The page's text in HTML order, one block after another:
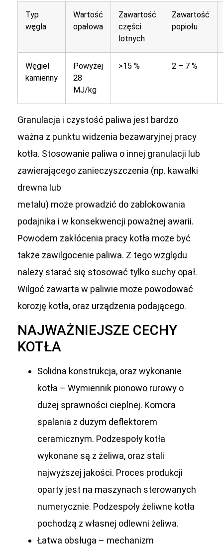
Typ
węgla
Wartość
opałowa
Zawartość
części
lotnych
Zawartość
popiołu
Węgiel
kamienny
Powyżej
28
MJ/kg
>15 % 2 – 7 %
Granulacja i czystość paliwa jest bardzo
ważna z punktu widzenia bezawaryjnej pracy
kotła. Stosowanie paliwa o innej granulacji lub
zawierającego zanieczyszczenia (np. kawałki
drewna lub
metalu) może prowadzić do zablokowania
podajnika i w konsekwencji poważnej awarii.
Powodem zakłócenia pracy kotła może być
także zawilgocenie paliwa. Z tego wzgl ędu
należy starać się stosować tylko suchy opał.
Wilgoć zawarta w paliwie może powodować
korozję kotła, oraz urządzenia podającego.
NAJWAŻNIEJSZE CECHY
KOTŁA
Solidna konstrukcja, oraz wykonanie
kotła – Wymiennik pionowo rurowy o
dużej sprawności cieplnej. Komora
spalania z dużym deflektorem
ceramicznym. Podzespoły kotła
wykonane są z żeliwa, oraz stali
najwyższej jakości. Proces produkcji
oparty jest na maszynach sterowanych
numerycznie. Podzespoły żeliwne kotła
pochodzą z własnej odlewni żeliwa.
Łatwa obsługa – mechanizm